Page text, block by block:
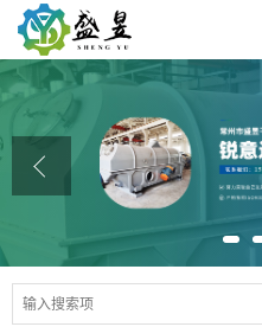
公司首页
公司介绍
公司动态
产品展厅
证书荣誉